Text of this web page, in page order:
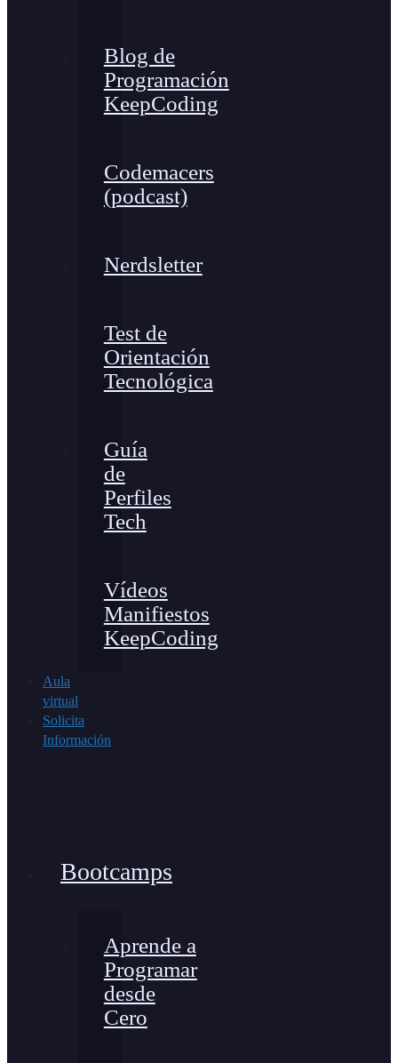
Blog de
Programación
KeepCoding
Codemacers
(podcast)
Nerdsletter
Test de
Orientación
Tecnológica
Guía
de
Perfiles
Tech
Vídeos
Manifiestos
KeepCoding
Aula
virtual
Solicita
Información
Bootcamps
Aprende a
Programar
desde
Cero